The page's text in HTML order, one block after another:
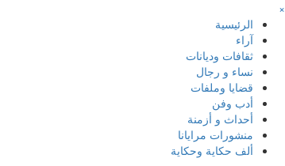
×
الرئيسية
آراء
ثقافات وديانات
نساء و رجال
قضايا وملفات
أدب وفن
أحداث و أزمنة
منشورات مرايانا
ألف حكاية وحكاية